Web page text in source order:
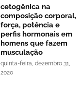
cetogênica na
composição corporal,
força, potência e
perfis hormonais em
homens que fazem
musculação
quinta-feira, dezembro 31,
2020